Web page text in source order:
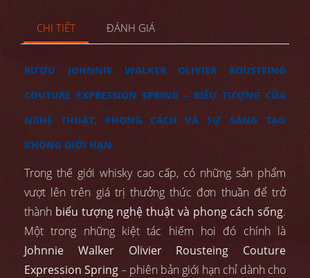
CHI TIẾT ĐÁNH GIÁ
RƯỢU JOHNNIE WALKER OLIVIER ROUSTEING
COUTURE EXPRESSION SPRING – BIỂU TƯỢNG CỦA
NGHỆ THUẬT, PHONG CÁCH VÀ SỰ SÁNG TẠO
KHÔNG GIỚI HẠN
Trong thế giới whisky cao cấp, có những sản phẩm
vượt lên trên giá trị thưởng thức đơn thuần để trở
thành biểu tượng nghệ thuật và phong cách sống.
Một trong những kiệt tác hiếm hoi đó chính là
Johnnie Walker Olivier Rousteing Couture
Expression Spring– phiên bản giới hạn chỉ dành cho